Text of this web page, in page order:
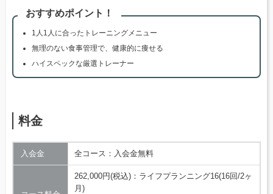
おすすめポイント！
1人1人に合ったトレーニングメニュー
無理のない食事管理で、健康的に痩せる
ハイスペックな厳選トレーナー
料金
入会金 全コース：入会金無料
262,000円(税込)：ライフプランニング16(16回/2ヶ
月)